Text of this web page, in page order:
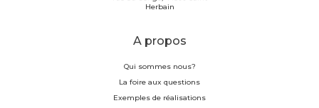
Herbain
A propos
Qui sommes nous?
La foire aux questions
Exemples de réalisations